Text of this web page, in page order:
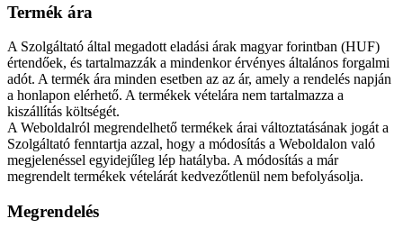
Termék ára
A Szolgáltató által megadott eladási árak magyar forintban (HUF)
értendőek, és tartalmazzák a mindenkor érvényes általános forgalmi
adót. A termék ára minden esetben az az ár, amely a rendelés napján
a honlapon elérhető. A termékek vételára nem tartalmazza a
kiszállítás költségét.
A Weboldalról megrendelhető termékek árai változtatásának jogát a
Szolgáltató fenntartja azzal, hogy a módosítás a Weboldalon való
megjelenéssel egyidejűleg lép hatályba. A módosítás a már
megrendelt termékek vételárát kedvezőtlenül nem befolyásolja.
Megrendelés